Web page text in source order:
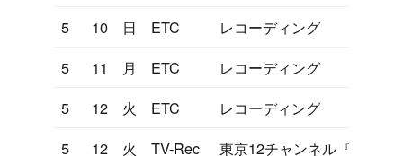
5
10 日 ETC
レコーディング
5
11 月 ETC
レコーディング
5
12 火 ETC
レコーディング
5
12 火 TV-Rec
東京12チャンネル『ヤンヤ